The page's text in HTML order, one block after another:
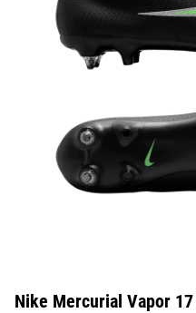
Nike Mercurial Vapor